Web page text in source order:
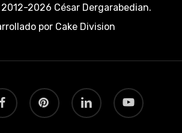
2026 César Dergarabedian.
porCake Division
pinterest linkedin youtube